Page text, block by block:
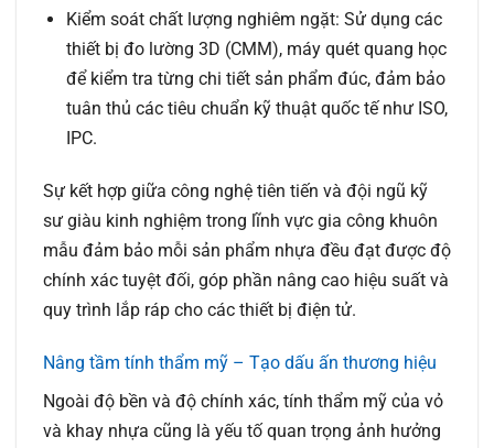
Kiểm soát chất lượng nghiêm ngặt: Sử dụng các
thiết bị đo lường 3D (CMM), máy quét quang học
để kiểm tra từng chi tiết sản phẩm đúc, đảm bảo
tuân thủ các tiêu chuẩn kỹ thuật quốc tế như ISO,
IPC.
Sự kết hợp giữa công nghệ tiên tiến và đội ngũ kỹ
sư giàu kinh nghiệm trong lĩnh vực gia công khuôn
mẫu đảm bảo mỗi sản phẩm nhựa đều đạt được độ
chính xác tuyệt đối, góp phần nâng cao hiệu suất và
quy trình lắp ráp cho các thiết bị điện tử.
Nâng tầm tính thẩm mỹ – Tạo dấu ấn thương hiệu
Ngoài độ bền và độ chính xác, tính thẩm mỹ của vỏ
và khay nhựa cũng là yếu tố quan trọng ảnh hưởng